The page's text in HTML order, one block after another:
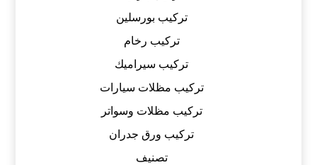
تركيب بورسلين
تركيب رخام
تركيب سيراميك
تركيب مظلات سيارات
تركيب مظلات وسواتر
تركيب ورق جدران
تصنيف